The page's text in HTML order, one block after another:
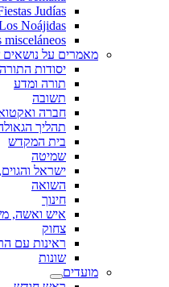
Judías
Noájidas
מאמרים על נושאים
יסודות התורה
תורה ומדע
תשובה
חברה
תהליך
בית המקדש
שמיטה
ישראל
השואה
חינוך
איש ואשה,
צחוק
ראינות עם
שונות
מועדים